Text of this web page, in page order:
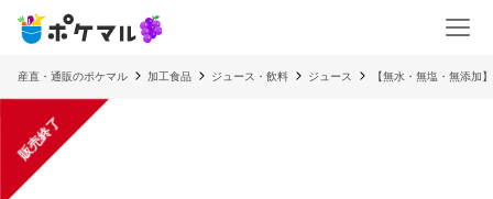
産直・通販のポケマル 加工食品 ジュース・飲料 ジュース 【無水・無塩・無添加
販売終了